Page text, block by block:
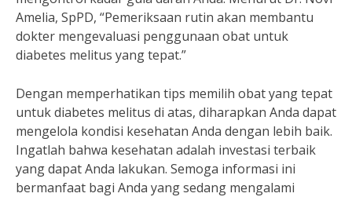
Amelia, SpPD, “Pemeriksaan rutin akan membantu
dokter mengevaluasi penggunaan obat untuk
diabetes melitus yang tepat.”
Dengan memperhatikan tips memilih obat yang tepat
untuk diabetes melitus di atas, diharapkan Anda dapat
mengelola kondisi kesehatan Anda dengan lebih baik.
Ingatlah bahwa kesehatan adalah investasi terbaik
yang dapat Anda lakukan. Semoga informasi ini
bermanfaat bagi Anda yang sedang mengalami